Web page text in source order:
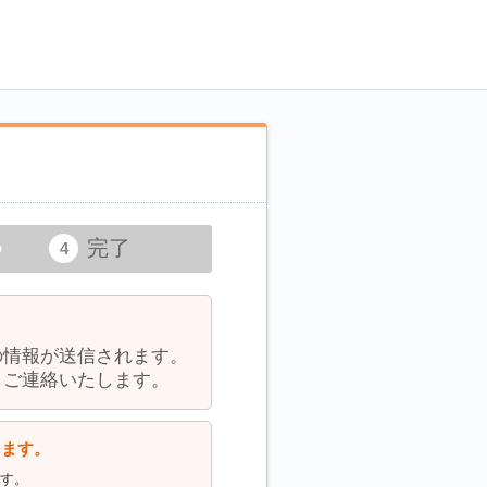
完了
報が送信されます。
連絡いたします。
す。
。